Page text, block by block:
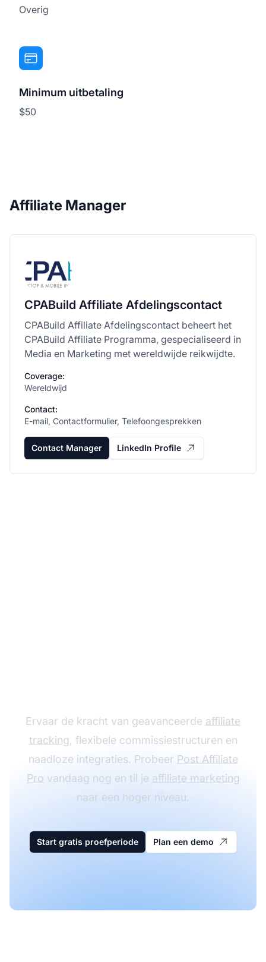
Overig
Minimum uitbetaling
$50
Affiliate Manager
CPABuild Affiliate Afdelingscontact
CPABuild Affiliate Afdelingscontact beheert het
CPABuild Affiliate Programma, gespecialiseerd in
Media en Marketing met wereldwijde reikwijdte.
Coverage:
Wereldwijd
Contact:
E-mail, Contactformulier, Telefoongesprekken
Contact Manager LinkedIn Profile
Ervaar de kracht van geavanceerde affiliate
tracking, flexibele commissiestructuren en
naadloze integraties. Probeer Post Affiliate
Pro vandaag nog en til je affiliate marketing
naar een hoger niveau.
Start gratis proefperiode Plan een demo